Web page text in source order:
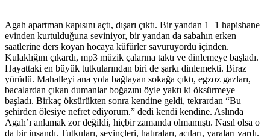
Agah apartman kapısını açtı, dışarı çıktı. Bir yandan 1+1 hapishane
evinden kurtulduğuna seviniyor, bir yandan da sabahın erken
saatlerine ders koyan hocaya küfürler savuruyordu içinden.
Kulaklığını çıkardı, mp3 müzik çalarına taktı ve dinlemeye başladı.
Hayattaki en büyük tutkularından biri de şarkı dinlemekti. Biraz
yürüdü. Mahalleyi ana yola bağlayan sokağa çıktı, egzoz gazları,
bacalardan çıkan dumanlar boğazını öyle yaktı ki öksürmeye
başladı. Birkaç öksürükten sonra kendine geldi, tekrardan “Bu
şehirden ölesiye nefret ediyorum.” dedi kendi kendine. Aslında
Agah’ı anlamak zor değildi, hiçbir zamanda olmamıştı. Nasıl olsa o
da bir insandı. Tutkuları, sevinçleri, hatıraları, acıları, yaraları vardı.